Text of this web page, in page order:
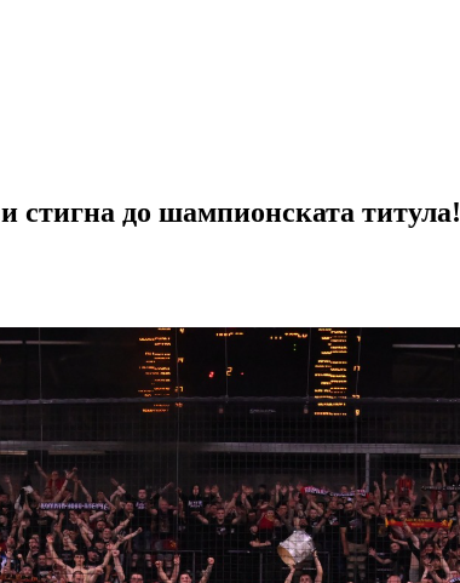
стигна до шампионската титула!